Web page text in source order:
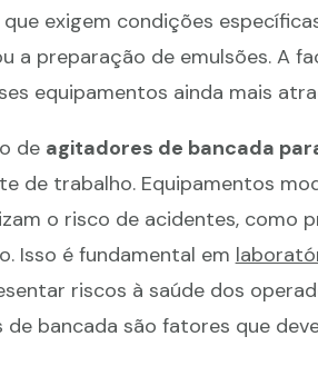
exigem condições
a preparação de emulsões. A
equipamentos ainda mais
de agitadores de bancada
de trabalho. Equipamentos
o risco de acidentes,
Isso é fundamental em
riscos à saúde dos
de bancada são fatores que